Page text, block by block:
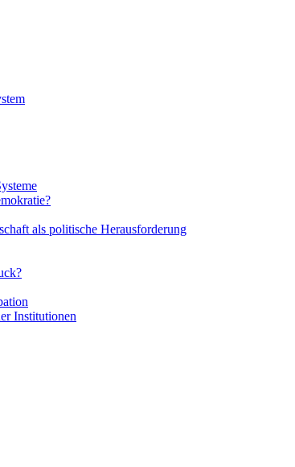
als politische Herausforderung
Institutionen